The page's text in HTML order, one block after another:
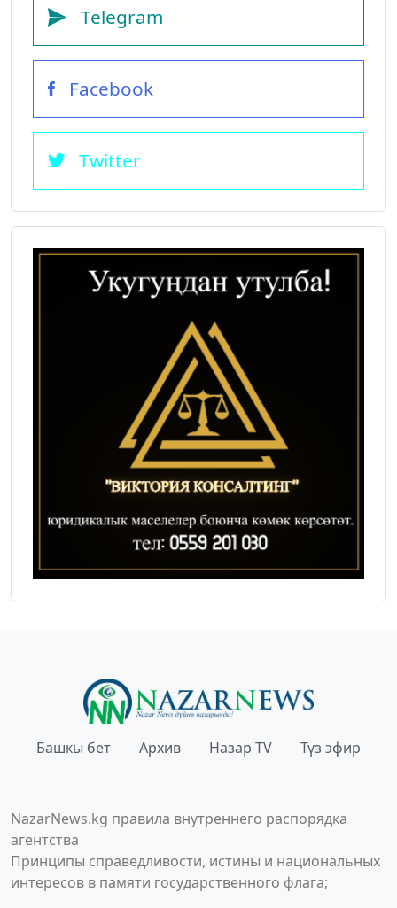
Telegram
Facebook
Twitter
Башкы бет Архив Назар TV Түз эфир
NazarNews.kg правила внутреннего распорядка
агентства
Принципы справедливости, истины и национальных
интересов в памяти государственного флага;